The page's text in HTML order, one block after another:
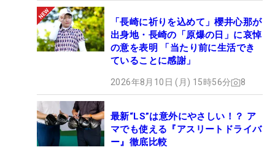
「長崎に祈りを込めて」櫻井心那が
出身地・長崎の「原爆の日」に哀悼
の意を表明 「当たり前に生活でき
ていることに感謝」
2026年8月10日 (月) 15時56分 8
最新“LS”は意外にやさしい！？ ア
マでも使える『アスリートドライバ
ー』徹底比較